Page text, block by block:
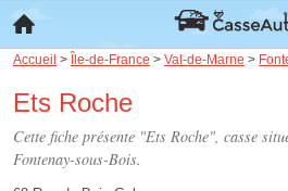
Accueil > Île-de-France > Val-de-Marne >
Ets Roche
Cette fiche présente "Ets Roche", casse
Fontenay-sous-Bois.